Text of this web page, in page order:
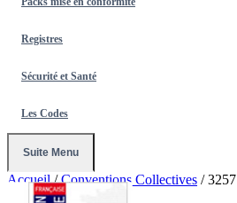
Registres
Sécurité et Santé
Les Codes
Suite Menu
Accueil / Conventions Collectives / 3257